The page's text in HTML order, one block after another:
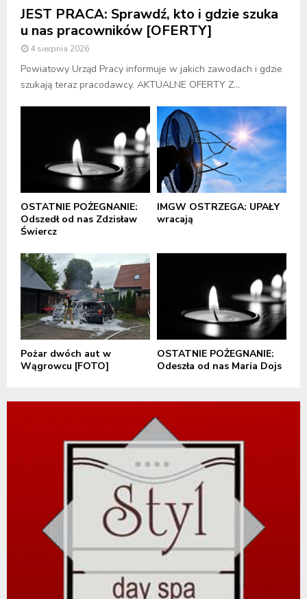
JEST PRACA: Sprawdź, kto i gdzie szuka
u nas pracowników [OFERTY]
4 sierpnia 2026
Powiatowy Urząd Pracy informuje w jakich zawodach i gdzie
szukają teraz pracodawcy. AKTUALNE OFERTY Z...
OSTATNIE POŻEGNANIE:
Odszedł od nas Zdzisław
Świercz
IMGW OSTRZEGA: UPAŁY
wracają
Pożar dwóch aut w
Wągrowcu [FOTO]
OSTATNIE POŻEGNANIE:
Odeszła od nas Maria Dojs